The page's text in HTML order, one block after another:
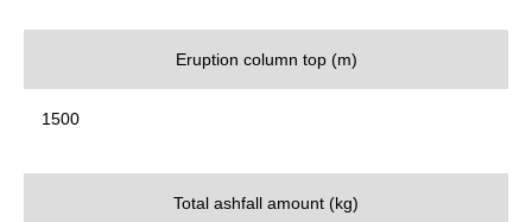
Eruption column top (m)
1500
Total ashfall amount (kg)